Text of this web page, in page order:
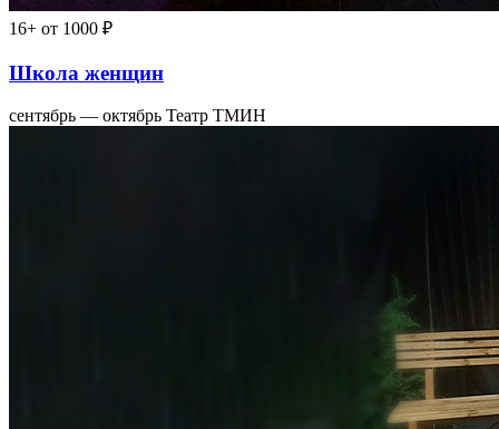
16+ от 1000 ₽
Школа женщин
сентябрь — октябрь Театр ТМИН